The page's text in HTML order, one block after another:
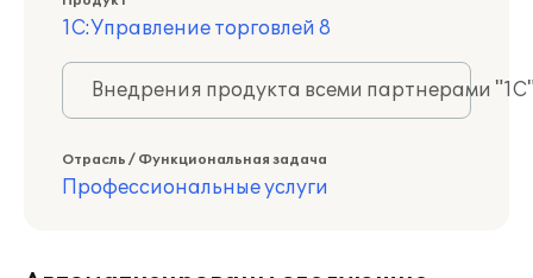
1С:Управление торговлей 8
Внедрения продукта всеми партнерами
Отрасль / Функциональная задача
Профессиональные услуги